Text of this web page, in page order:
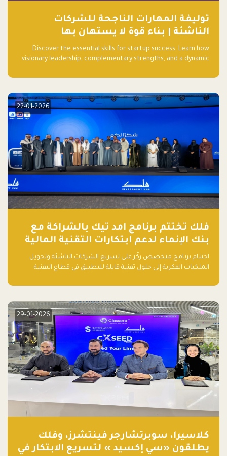
توليفة المهارات الناجحة للشركات
الناشئة | بناء قوة لا يستهان بها
Discover the essential skills for startup success. Learn how
visionary leadership, complementary strengths, and a dynamic
elevate your startup! Follow us @FalakHub
22-01-2026
فلك تختتم برنامج امد تيك بالشراكة مع
بنك الإنماء لدعم ابتكارات التقنية المالية
اختتام برنامج متخصص ركّز على تسريع الشركات الناشئة وتحويل
الملكيات الفكرية إلى حلول تقنية قابلة للتطبيق في قطاع التقنية
29-01-2026
كلاسيرا، سوبرتشارجر فينتشرز، وفلك
يطلقون «سي إكسيد » لتسريع الابتكار في